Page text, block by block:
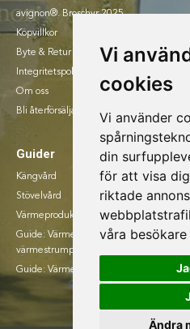
Vi
cookies
Vi använder
din
för att visa
riktade
våra
Ändra
avignon®. Broschyr 2025.
Köpvillkor
Byte & Retur
Integritetspolicy
Om oss
Bli återförsäljare
Guider
Kängvård
Stövelvård
Värmeprodukter
Guide: Värmesulor eller
värmestrumpr
Guide: Värmevästar